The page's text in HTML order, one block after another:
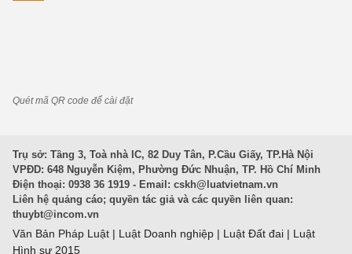
Quét mã QR code để cài đặt
Trụ sở: Tầng 3, Toà nhà IC, 82 Duy Tân, P.Cầu Giấy, TP.Hà Nội
VPĐD: 648 Nguyễn Kiệm, Phường Đức Nhuận, TP. Hồ Chí Minh
Điện thoại: 0938 36 1919 - Email: cskh@luatvietnam.vn
Liên hệ quảng cáo; quyền tác giả và các quyền liên quan:
thuybt@incom.vn
Văn Bản Pháp Luật | Luật Doanh nghiệp | Luật Đất đai | Luật
Hình sự 2015